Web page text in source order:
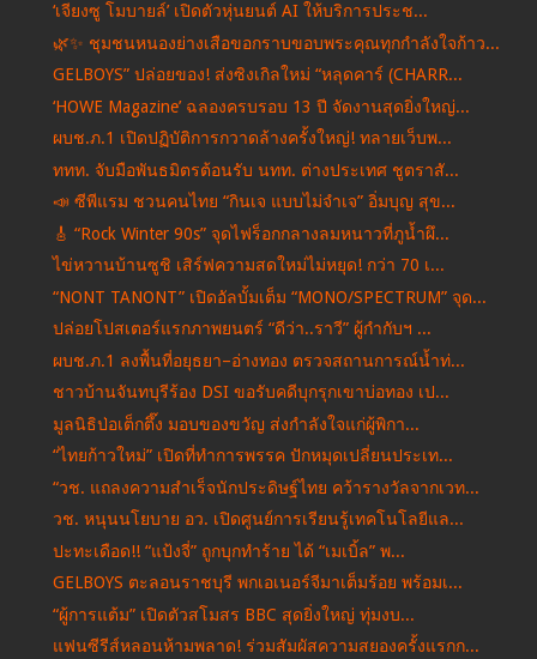
‘เจียงซู โมบายล์’ เปิดตัวหุ่นยนต์ AI ให้บริการประช...
🌿✨ ชุมชนหนองย่างเสือขอกราบขอบพระคุณทุกกำลังใจก้าว...
GELBOYS” ปล่อยของ! ส่งซิงเกิลใหม่ “หลุดคาร์ (CHARR...
‘HOWE Magazine’ ฉลองครบรอบ 13 ปี จัดงานสุดยิ่งใหญ่...
ผบช.ภ.1 เปิดปฏิบัติการกวาดล้างครั้งใหญ่! ทลายเว็บพ...
ททท. จับมือพันธมิตรต้อนรับ นทท. ต่างประเทศ ชูตราสั...
📣 ซีพีแรม ชวนคนไทย “กินเจ แบบไม่จำเจ” อิ่มบุญ สุข...
🎸 “Rock Winter 90s” จุดไฟร็อกกลางลมหนาวที่ภูน้ำผึ...
ไข่หวานบ้านซูชิ เสิร์ฟความสดใหม่ไม่หยุด! กว่า 70 เ...
“NONT TANONT” เปิดอัลบั้มเต็ม “MONO/SPECTRUM” จุด...
ปล่อยโปสเตอร์แรกภาพยนตร์ “ดีว่า..ราวี” ผู้กำกับฯ ...
ผบช.ภ.1 ลงพื้นที่อยุธยา–อ่างทอง ตรวจสถานการณ์น้ำท่...
ชาวบ้านจันทบุรีร้อง DSI ขอรับคดีบุกรุกเขาบ่อทอง เป...
มูลนิธิป่อเต็กตึ๊ง มอบของขวัญ ส่งกำลังใจแก่ผู้พิกา...
“ไทยก้าวใหม่” เปิดที่ทำการพรรค ปักหมุดเปลี่ยนประเท...
“วช. แถลงความสำเร็จนักประดิษฐ์ไทย คว้ารางวัลจากเวท...
วช. หนุนนโยบาย อว. เปิดศูนย์การเรียนรู้เทคโนโลยีแล...
ปะทะเดือด!! “แป้งจี่” ถูกบุกทำร้าย ได้ “เมเบิ้ล” พ...
GELBOYS ตะลอนราชบุรี พกเอเนอร์จีมาเต็มร้อย พร้อมเ...
“ผู้การแต้ม” เปิดตัวสโมสร BBC สุดยิ่งใหญ่ ทุ่มงบ...
แฟนซีรีส์หลอนห้ามพลาด! ร่วมสัมผัสความสยองครั้งแรกก...